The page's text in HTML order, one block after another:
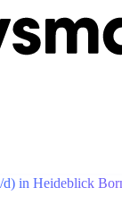
in Heideblick